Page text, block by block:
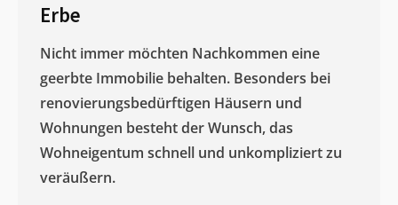
Erbe
Nicht immer möchten Nachkommen eine
geerbte Immobilie behalten. Besonders bei
renovierungsbedürftigen Häusern und
Wohnungen besteht der Wunsch, das
Wohneigentum schnell und unkompliziert zu
veräußern. ​